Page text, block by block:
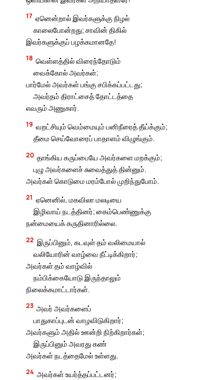
17 ஏனென்றால் இவர்களுக்கு நிழல்
காலைபோன்றது; சாவின் திகில்
இவர்களுக்குப் பழக்கமானதே!
18 வெள்ளத்தில் விரைந்தோடும்
வைக்கோல் அவர்கள்;
பார்மேல் அவர்கள் பங்கு சபிக்கப்பட்டது;
அவர்தம் திராட்சைத் தோட்டத்தை
எவரும் அணுகார்.
19 வறட்சியும் வெம்மையும் பனிநீரைத் தீய்க்கும்;
தீமை செய்வோரைப் பாதாளம் விழுங்கும்.
20 தாங்கிய கருப்பையே அவர்களை மறக்கும்;
புழு அவர்களைச் சுவைத்துத் தின்னும்.
அவர்கள் கொடுமை மரம்போல் முறிந்துபோம்.
21 ஏனெனில், மகவிலா மலடியை
இழிவாய் நடத்தினர்; கைம்பெண்ணுக்கு
நன்மையைக் கருதினாரில்லை.
22 இருப்பினும், கடவுள் தம் வலிமையால்
வலியோரின் வாழ்வை நீட்டிக்கிறார்;
அவர்கள் தம் வாழ்வில்
நம்பிக்கையோடு இருந்தாலும்
நிலைக்கமாட்டார்கள்.
23 அவர் அவர்களைப்
பாதுகாப்புடன் வாழவிடுகிறார்;
அவர்களும் அதில் ஊன்றி நிற்கிறார்கள்;
இருப்பினும் அவரது கண்
அவர்கள் நடத்தைமேல் உள்ளது.
24 அவர்கள் உயர்த்தப்பட்டனர்;